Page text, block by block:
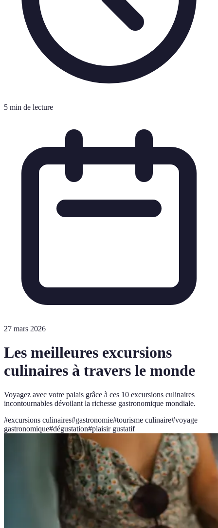
5 min de lecture
27 mars 2026
Les meilleures excursions
culinaires à travers le monde
Voyagez avec votre palais grâce à ces 10 excursions culinaires
incontournables dévoilant la richesse gastronomique mondiale.
#excursions culinaires#gastronomie#tourisme culinaire#voyage
gastronomique#dégustation#plaisir gustatif